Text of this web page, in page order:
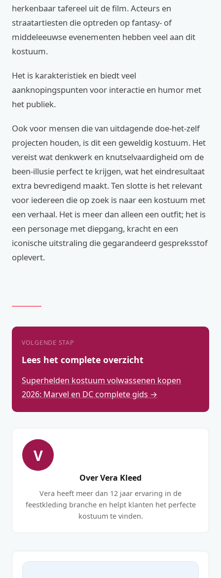
herkenbaar tafereel uit de film. Acteurs en
straatartiesten die optreden op fantasy- of
middeleeuwse evenementen hebben veel aan dit
kostuum.
Het is karakteristiek en biedt veel
aanknopingspunten voor interactie en humor met
het publiek.
Ook voor mensen die van uitdagende doe-het-zelf
projecten houden, is dit een geweldig kostuum. Het
vereist wat denkwerk en knutselvaardigheid om de
been-illusie perfect te krijgen, wat het eindresultaat
extra bevredigend maakt. Ten slotte is het relevant
voor iedereen die op zoek is naar een kostuum met
een verhaal. Het is meer dan alleen een outfit; het is
een personage met diepgang, kracht en een
iconische uitstraling die gegarandeerd gespreksstof
oplevert.
VOLGENDE STAP
Lees het complete overzicht
Superhelden kostuum volwassenen kopen
2026: Marvel en DC complete gids →
V
Over Vera Kleed
Vera heeft meer dan 12 jaar ervaring in de
feestkleding branche en helpt klanten het perfecte
kostuum te vinden.